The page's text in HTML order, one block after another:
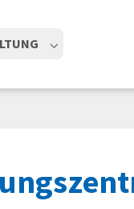
"Feedback"Submenu for